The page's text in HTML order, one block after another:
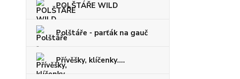
POLŠTÁŘE WILD
Polštáře - parťák na gauč
Přívěšky, klíčenky....